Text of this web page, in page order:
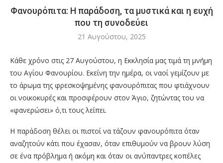
Φανουρόπιτα: Η παράδοση, τα μυστικά και η ευχή
που τη συνοδεύει
21 Αυγούστου, 2025
Κάθε χρόνο στις 27 Αυγούστου, η Εκκλησία μας τιμά τη μνήμη
του Αγίου Φανουρίου. Εκείνη την ημέρα, οι ναοί γεμίζουν με
το άρωμα της φρεσκοψημένης φανουρόπιτας που φτιάχνουν
οι νοικοκυρές και προσφέρουν στον Άγιο, ζητώντας του να
«φανερώσει» ό,τι τους λείπει.
Η παράδοση θέλει οι πιστοί να τάζουν φανουρόπιτα όταν
αναζητούν κάτι που έχασαν, όταν επιθυμούν να βρουν λύση
σε ένα πρόβλημα ή ακόμη και όταν οι ανύπαντρες κοπέλες